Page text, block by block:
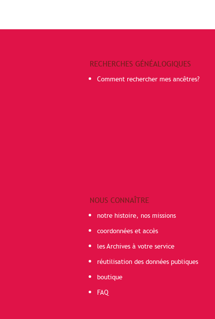
RECHERCHES GÉNÉALOGIQUES
Comment rechercher mes ancêtres?
NOUS CONNAÎTRE
notre histoire, nos missions
coordonnées et accès
les Archives à votre service
réutilisation des données publiques
boutique
FAQ